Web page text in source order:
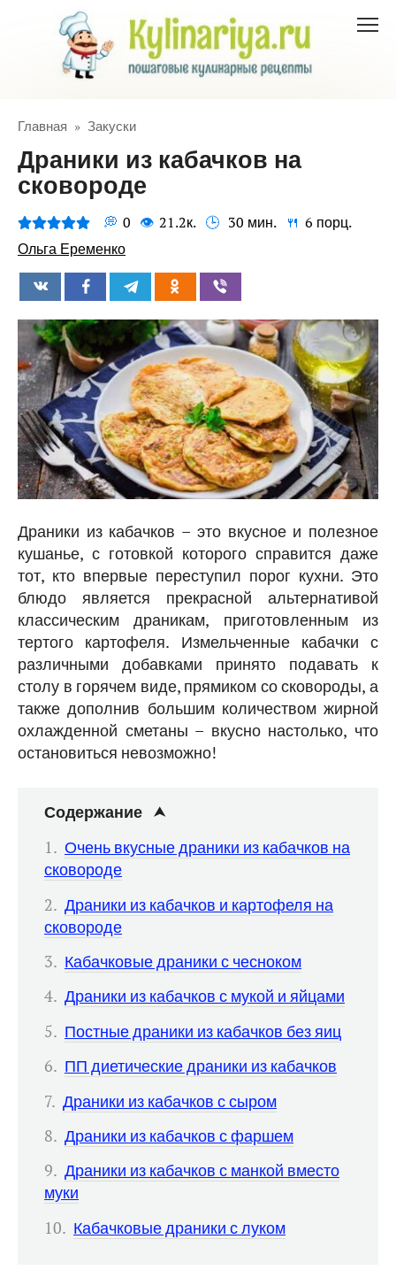
Главная » Закуски
Драники из кабачков на
сковороде
0 21.2к. 30 мин.
6 порц.
Ольга Еременко
Драники из кабачков – это вкусное и полезное
кушанье, с готовкой которого справится даже
тот, кто впервые переступил порог кухни. Это
блюдо является прекрасной альтернативой
классическим драникам, приготовленным из
тертого картофеля. Измельченные кабачки с
различными добавками принято подавать к
столу в горячем виде, прямиком со сковороды, а
также дополнив большим количеством жирной
охлажденной сметаны – вкусно настолько, что
остановиться невозможно!
Содержание
Очень вкусные драники из кабачков на
сковороде
Драники из кабачков и картофеля на
сковороде
Кабачковые драники с чесноком
Драники из кабачков с мукой и яйцами
Постные драники из кабачков без яиц
ПП диетические драники из кабачков
Драники из кабачков с сыром
Драники из кабачков с фаршем
Драники из кабачков с манкой вместо
муки
Кабачковые драники с луком